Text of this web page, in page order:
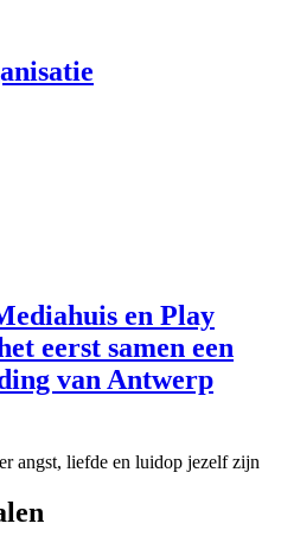
en Play
eerst samen een
van Antwerp
angst, liefde en luidop jezelf zijn